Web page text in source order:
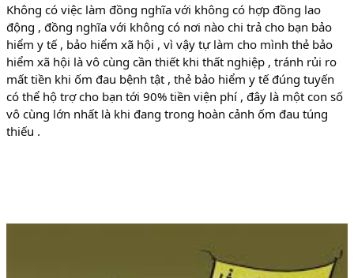
Không có việc làm đồng nghĩa với không có hợp đồng lao
động , đồng nghĩa với không có nơi nào chi trả cho bạn bảo
hiểm y tế , bảo hiểm xã hội , vì vậy tự làm cho mình thẻ bảo
hiểm xã hội là vô cùng cần thiết khi thất nghiệp , tránh rủi ro
mất tiền khi ốm đau bệnh tật , thẻ bảo hiểm y tế đúng tuyến
có thể hộ trợ cho bạn tới 90% tiền viện phí , đây là một con số
vô cùng lớn nhất là khi đang trong hoàn cảnh ốm đau túng
thiếu .